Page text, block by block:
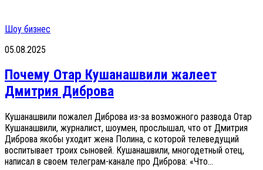
Шоу бизнес
05.08.2025
Почему Отар Кушанашвили жалеет
Дмитрия Диброва
Кушанашвили пожалел Диброва из-за возможного развода Отар
Кушанашвили, журналист, шоумен, прослышал, что от Дмитрия
Диброва якобы уходит жена Полина, с которой телеведущий
воспитывает троих сыновей. Кушанашвили, многодетный отец,
написал в своем телеграм-канале про Диброва: «Что...